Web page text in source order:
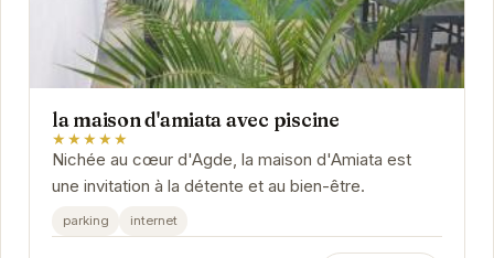
la maison d'amiata avec piscine
★★★★★
Nichée au cœur d'Agde, la maison d'Amiata est
une invitation à la détente et au bien-être.
parking internet